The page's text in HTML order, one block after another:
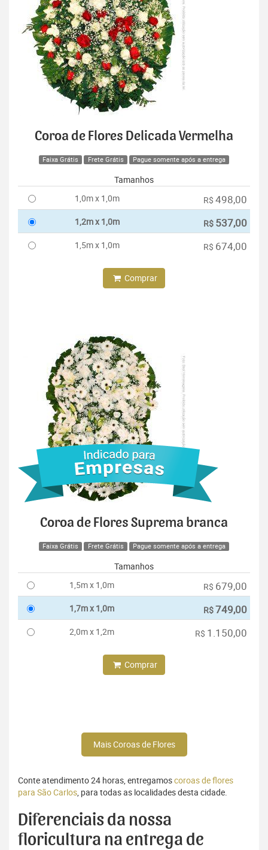
Coroa de Flores Delicada Vermelha
Faixa Grátis Frete Grátis Pague somente após a entrega
Tamanhos
1,0m x 1,0m
R$ 498,00
1,2m x 1,0m R$ 537,00
1,5m x 1,0m R$ 674,00
Comprar
Coroa de Flores Suprema branca
Faixa Grátis Frete Grátis Pague somente após a entrega
Tamanhos
1,5m x 1,0m
R$ 679,00
1,7m x 1,0m R$749,00
2,0m x 1,2m R$ 1.150,00
Comprar
Mais Coroas de Flores
Conte atendimento 24 horas, entregamoscoroas de flores
para São Carlos, para todas as localidades desta cidade.
Diferenciais da nossa
floricultura na entrega de